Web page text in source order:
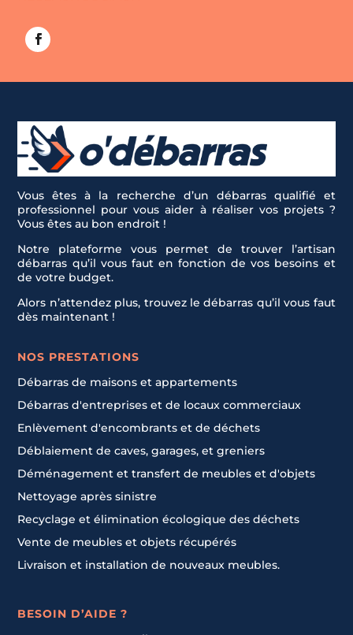
Vous êtes à la recherche d’un débarras qualifié et
professionnel pour vous aider à réaliser vos projets ?
Vous êtes au bon endroit !
Notre plateforme vous permet de trouver l’artisan
débarras qu’il vous faut en fonction de vos besoins et
de votre budget.
Alors n’attendez plus, trouvez le débarras qu’il vous faut
dès maintenant !
NOS PRESTATIONS
Débarras de maisons et appartements
Débarras d'entreprises et de locaux commerciaux
Enlèvement d'encombrants et de déchets
Déblaiement de caves, garages, et greniers
Déménagement et transfert de meubles et d'objets
Nettoyage après sinistre
Recyclage et élimination écologique des déchets
Vente de meubles et objets récupérés
Livraison et installation de nouveaux meubles.
BESOIN D’AIDE ?